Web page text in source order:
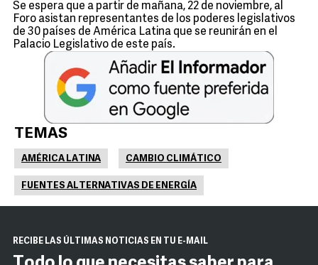
Se espera que a partir de mañana, 22 de noviembre, al
Foro asistan representantes de los poderes legislativos
de 30 países de América Latina que se reunirán en el
Palacio Legislativo de este país.
TEMAS
AMÉRICA LATINA CAMBIO CLIMÁTICO
FUENTES ALTERNATIVAS DE ENERGÍA
RECIBE LAS ÚLTIMAS NOTICIAS EN TU E-MAIL